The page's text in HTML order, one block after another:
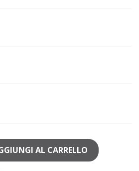
AL CARRELLO